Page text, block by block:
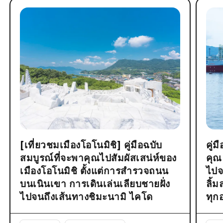
[เที่ยวชมเมืองโอโนมิชิ] คู่มือฉบับ
สมบูรณ์ที่จะพาคุณไปสัมผัสเสน่ห์ของ
เมืองโอโนมิชิ ตั้งแต่การสำรวจถนน
บนเนินเขา การเดินเล่นเลียบชายฝั่ง
ไปจนถึงเส้นทางชิมะนามิ ไคโด
คู่มื
คุณ
ไป
ลิ้ม
ทุก